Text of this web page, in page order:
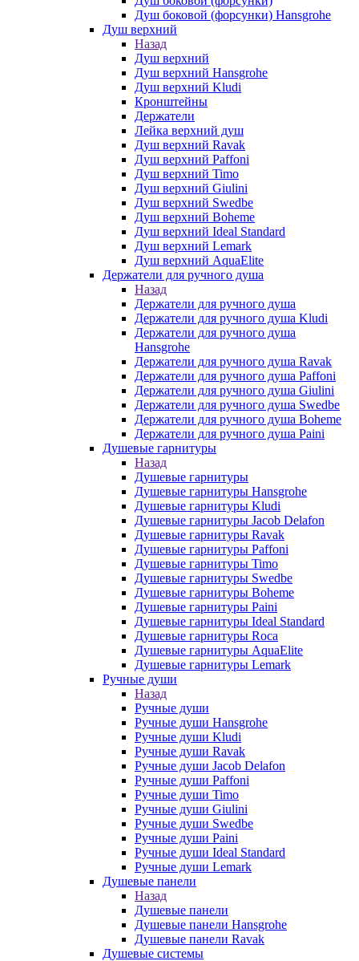
Душ боковой (форсунки) Hansgrohe
Душ верхний
Назад
Душ верхний
Душ верхний Hansgrohe
Душ верхний Kludi
Кронштейны
Держатели
Лейка верхний душ
Душ верхний Ravak
Душ верхний Paffoni
Душ верхний Timo
Душ верхний Giulini
Душ верхний Swedbe
Душ верхний Boheme
Душ верхний Ideal Standard
Душ верхний Lemark
Душ верхний AquaElite
Держатели для ручного душа
Назад
Держатели для ручного душа
Держатели для ручного душа Kludi
Держатели для ручного душа
Hansgrohe
Держатели для ручного душа Ravak
Держатели для ручного душа Paffoni
Держатели для ручного душа Giulini
Держатели для ручного душа Swedbe
Держатели для ручного душа Boheme
Держатели для ручного душа Paini
Душевые гарнитуры
Назад
Душевые гарнитуры
Душевые гарнитуры Hansgrohe
Душевые гарнитуры Kludi
Душевые гарнитуры Jacob Delafon
Душевые гарнитуры Ravak
Душевые гарнитуры Paffoni
Душевые гарнитуры Timo
Душевые гарнитуры Swedbe
Душевые гарнитуры Boheme
Душевые гарнитуры Paini
Душевые гарнитуры Ideal Standard
Душевые гарнитуры Roca
Душевые гарнитуры AquaElite
Душевые гарнитуры Lemark
Ручные души
Назад
Ручные души
Ручные души Hansgrohe
Ручные души Kludi
Ручные души Ravak
Ручные души Jacob Delafon
Ручные души Paffoni
Ручные души Timo
Ручные души Giulini
Ручные души Swedbe
Ручные души Paini
Ручные души Ideal Standard
Ручные души Lemark
Душевые панели
Назад
Душевые панели
Душевые панели Hansgrohe
Душевые панели Ravak
Душевые системы